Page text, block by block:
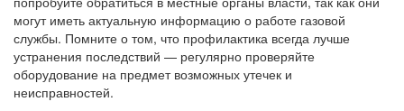
могут иметь актуальную информацию о работе газовой
службы. Помните о том, что профилактика всегда лучше
устранения последствий — регулярно проверяйте
оборудование на предмет возможных утечек и
неисправностей.